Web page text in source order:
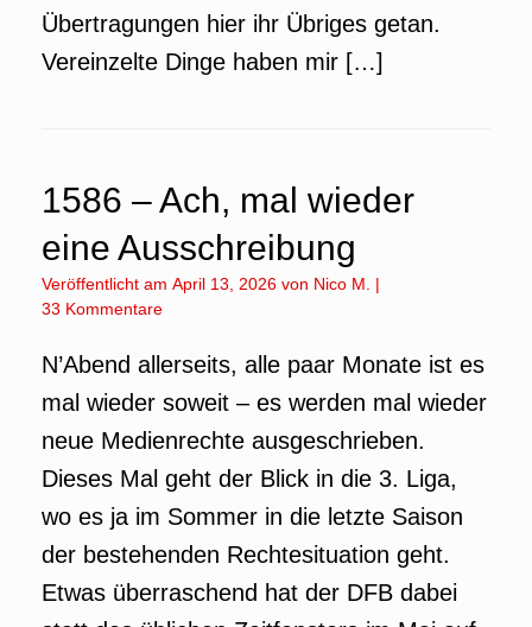
Übertragungen hier ihr Übriges getan.
Vereinzelte Dinge haben mir […]
1586 – Ach, mal wieder
eine Ausschreibung
Veröffentlicht am April 13, 2026 von Nico M.
|
33 Kommentare
N’Abend allerseits, alle paar Monate ist es
mal wieder soweit – es werden mal wieder
neue Medienrechte ausgeschrieben.
Dieses Mal geht der Blick in die 3. Liga,
wo es ja im Sommer in die letzte Saison
der bestehenden Rechtesituation geht.
Etwas überraschend hat der DFB dabei